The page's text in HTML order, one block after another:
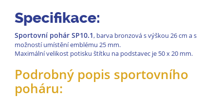
Specifikace:
Sportovní pohár SP10.1, barva bronzová s výškou 26 cm a s
možností umístění emblému 25 mm.
Maximální velikost potisku štítku na podstavec je 50 x 20 mm.
Podrobný popis sportovního
poháru: